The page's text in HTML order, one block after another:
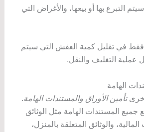
التبرع بها أو بيعها، والأغراض التي
فقط في تقليل كمية العفش التي سيتم
عملية التغليف والنقل.
الهامة
تأمين الأوراق والمستندات الهامة.
المستندات الهامة مثل الوثائق
والوثائق المتعلقة بالمنزل،